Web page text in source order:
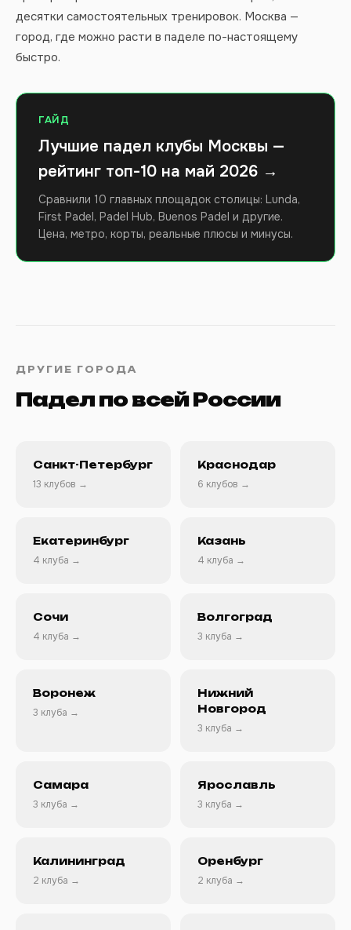
десятки самостоятельных тренировок. Москва —
город, где можно расти в паделе по-настоящему
быстро.
ГАЙД
Лучшие падел клубы Москвы —
рейтинг топ-10 на май 2026 →
Сравнили 10 главных площадок столицы: Lunda,
First Padel, Padel Hub, Buenos Padel и другие.
Цена, метро, корты, реальные плюсы и минусы.
ДРУГИЕ ГОРОДА
Падел по всей России
Санкт-Петербург
13 клубов →
Краснодар
6 клубов →
Екатеринбург
4 клуба →
Казань
4 клуба →
Сочи
4 клуба →
Волгоград
3 клуба →
Воронеж
3 клуба →
Нижний
Новгород
3 клуба →
Самара
3 клуба →
Ярославль
3 клуба →
Калининград
2 клуба →
Оренбург
2 клуба →